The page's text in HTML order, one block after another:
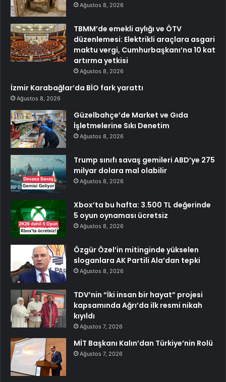
Ağustos 8, 2026
TBMM’de emekli aylığı ve ÖTV
düzenlemesi: Elektrikli araçlara asgari
maktu vergi, Cumhurbaşkanı’na 10 kat
artırma yetkisi
Ağustos 8, 2026
İzmir Karabağlar’da BİO fark yarattı
Ağustos 8, 2026
Güzelbahçe’de Market ve Gıda
İşletmelerine Sıkı Denetim
Ağustos 8, 2026
Trump sınıfı savaş gemileri ABD’ye 275
milyar dolara mal olabilir
Ağustos 8, 2026
Xbox’ta bu hafta: 3.500 TL değerinde
5 oyun oynaması ücretsiz
Ağustos 8, 2026
Özgür Özel’in mitinginde yükselen
sloganlara AK Partili Ala’dan tepki
Ağustos 8, 2026
TDV’nin “İki insan bir hayat” projesi
kapsamında Ağrı’da ilk resmi nikah
kıyıldı
Ağustos 7, 2026
MİT Başkanı Kalın’dan Türkiye’nin Rolü
Ağustos 7, 2026